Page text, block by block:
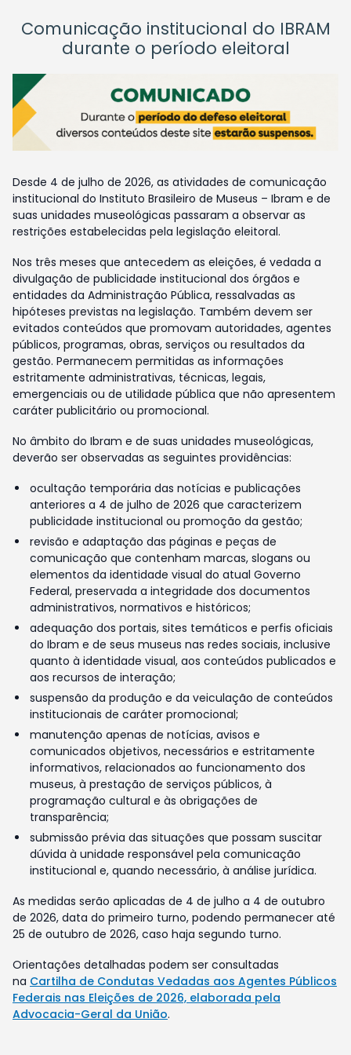
Comunicação institucional do IBRAM
durante o período eleitoral
Desde 4 de julho de 2026, as atividades de comunicação
institucional do Instituto Brasileiro de Museus – Ibram e de
suas unidades museológicas passaram a observar as
restrições estabelecidas pela legislação eleitoral.
Nos três meses que antecedem as eleições, é vedada a
divulgação de publicidade institucional dos órgãos e
entidades da Administração Pública, ressalvadas as
hipóteses previstas na legislação. Também devem ser
evitados conteúdos que promovam autoridades, agentes
públicos, programas, obras, serviços ou resultados da
gestão. Permanecem permitidas as informações
estritamente administrativas, técnicas, legais,
emergenciais ou de utilidade pública que não apresentem
caráter publicitário ou promocional.
No âmbito do Ibram e de suas unidades museológicas,
deverão ser observadas as seguintes providências:
ocultação temporária das notícias e publicações
anteriores a 4 de julho de 2026 que caracterizem
publicidade institucional ou promoção da gestão;
revisão e adaptação das páginas e peças de
comunicação que contenham marcas, slogans ou
elementos da identidade visual do atual Governo
Federal, preservada a integridade dos documentos
administrativos, normativos e históricos;
adequação dos portais, sites temáticos e perfis oficiais
do Ibram e de seus museus nas redes sociais, inclusive
quanto à identidade visual, aos conteúdos publicados e
aos recursos de interação;
suspensão da produção e da veiculação de conteúdos
institucionais de caráter promocional;
manutenção apenas de notícias, avisos e
comunicados objetivos, necessários e estritamente
informativos, relacionados ao funcionamento dos
museus, à prestação de serviços públicos, à
programação cultural e às obrigações de
transparência;
submissão prévia das situações que possam suscitar
dúvida à unidade responsável pela comunicação
institucional e, quando necessário, à análise jurídica.
As medidas serão aplicadas de 4 de julho a 4 de outubro
de 2026, data do primeiro turno, podendo permanecer até
25 de outubro de 2026, caso haja segundo turno.
Orientações detalhadas podem ser consultadas
na Cartilha de Condutas Vedadas aos Agentes Públicos
Federais nas Eleições de 2026, elaborada pela
Advocacia-Geral da União.